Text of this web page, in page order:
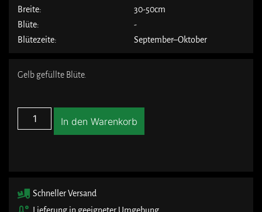
Breite:
30-50cm
Blüte:
-
Blütezeite:
September–Oktober
Gelb gefüllte Blüte.
In den Warenkorb
Schneller Versand